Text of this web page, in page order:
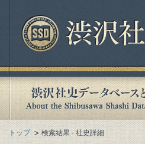
トップ 検索結果 - 社史詳細